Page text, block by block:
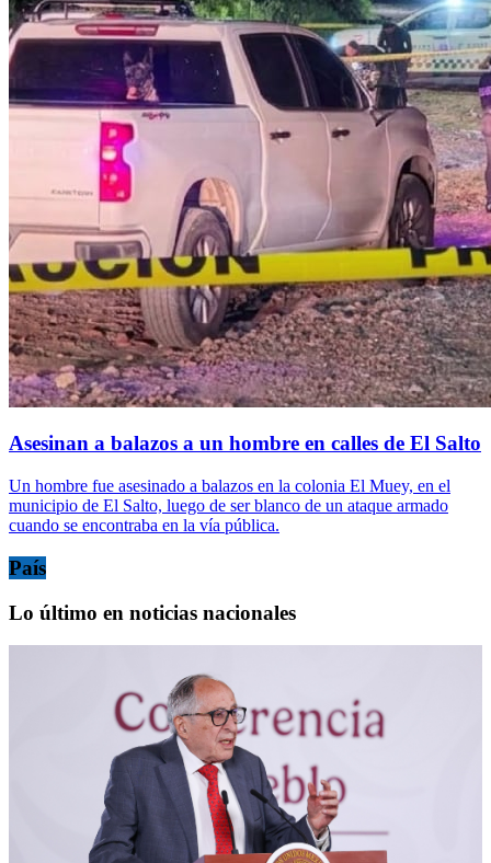
Asesinan a balazos a un hombre en calles de El Salto
Un hombre fue asesinado a balazos en la colonia El Muey, en el
municipio de El Salto, luego de ser blanco de un ataque armado
cuando se encontraba en la vía pública.
País
Lo último en noticias nacionales